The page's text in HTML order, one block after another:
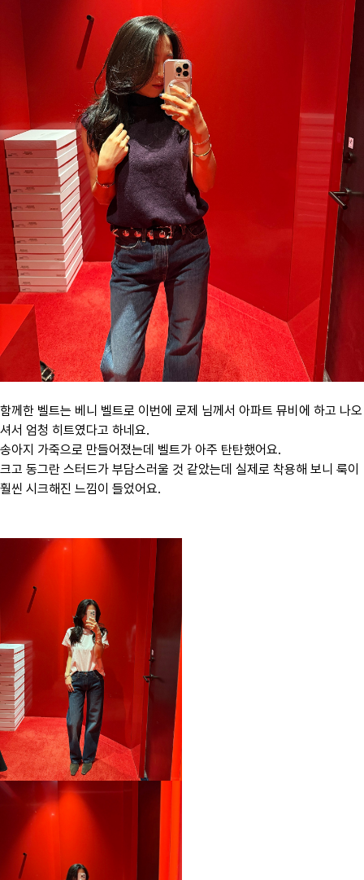
함께한 벨트는 베니 벨트로 이번에 로제 님께서 아파트 뮤비에 하고 나오
셔서 엄청 히트였다고 하네요.
송아지 가죽으로 만들어졌는데 벨트가 아주 탄탄했어요.
크고 동그란 스터드가 부담스러울 것 같았는데 실제로 착용해 보니 룩이
훨씬 시크해진 느낌이 들었어요.